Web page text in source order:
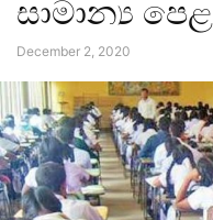
සාමාන්‍ය
December 2, 2020